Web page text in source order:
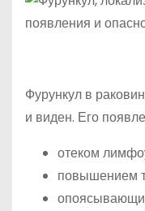
Фурункул в
и виден. Его
отеком
повышением